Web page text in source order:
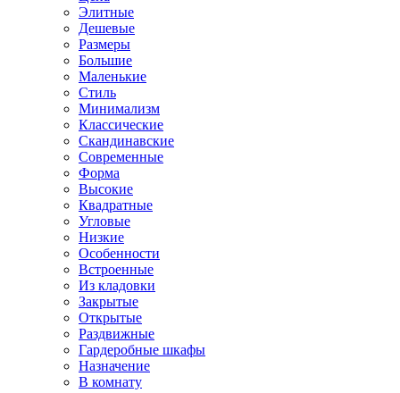
Элитные
Дешевые
Размеры
Большие
Маленькие
Стиль
Минимализм
Классические
Скандинавские
Современные
Форма
Высокие
Квадратные
Угловые
Низкие
Особенности
Встроенные
Из кладовки
Закрытые
Открытые
Раздвижные
Гардеробные шкафы
Назначение
В комнату